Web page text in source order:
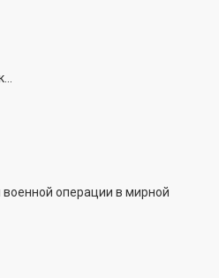
операции в мирной